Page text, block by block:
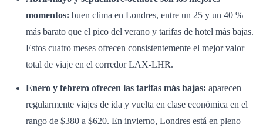
momentos: buen clima en Londres, entre un 25 y un 40 %
más barato que el pico del verano y tarifas de hotel más bajas.
Estos cuatro meses ofrecen consistentemente el mejor valor
total de viaje en el corredor LAX-LHR.
Enero y febrero ofrecen las tarifas más bajas: aparecen
regularmente viajes de ida y vuelta en clase económica en el
rango de $380 a $620. En invierno, Londres está en pleno